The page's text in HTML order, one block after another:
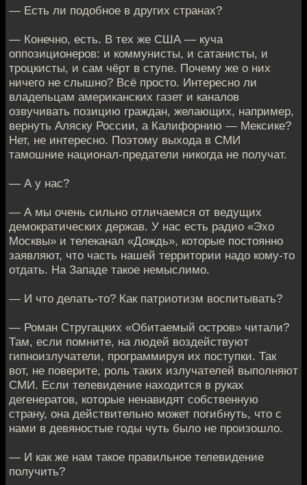
— Есть ли подобное в других странах?
— Конечно, есть. В тех же США — куча
оппозиционеров: и коммунисты, и сатанисты, и
троцкисты, и сам чёрт в ступе. Почему же о них
ничего не слышно? Всё просто. Интересно ли
владельцам американских газет и каналов
озвучивать позицию граждан, желающих, например,
вернуть Аляску России, а Калифорнию — Мексике?
Нет, не интересно. Поэтому выхода в СМИ
тамошние национал-предатели никогда не получат.
— А у нас?
— А мы очень сильно отличаемся от ведущих
демократических держав. У нас есть радио «Эхо
Москвы» и телеканал «Дождь», которые постоянно
заявляют, что часть нашей территории надо кому-то
отдать. На Западе такое немыслимо.
— И что делать-то? Как патриотизм воспитывать?
— Роман Стругацких «Обитаемый остров» читали?
Там, если помните, на людей воздействуют
гипноизлучатели, программируя их поступки. Так
вот, не поверите, роль таких излучателей выполняют
СМИ. Если телевидение находится в руках
дегенератов, которые ненавидят собственную
страну, она действительно может погибнуть, что с
нами в девяностые годы чуть было не произошло.
— И как же нам такое правильное телевидение
получить?